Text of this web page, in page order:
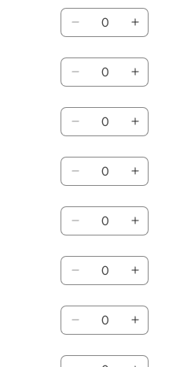
ら
す
増
や
す
量
を
す
量
を
や
す
の
数
量
を
す
の
数
量
を
や
す
パ
ー
ル
の
数
量
ら
す
パ
ー
ル
の
数
量
増
や
す
数
量
オ
レ
ジ
の
数
量
ら
す
L
オ
レ
ジ
の
数
量
増
や
す
数
量
イ
エ
ー
の
数
量
ら
す
L
イ
エ
ー
の
数
量
増
や
す
数
量
ラ
イ
グ
リ
ー
ン
量
を
L
ラ
イ
グ
リ
ー
ン
数
量
を
数
量
グ
リ
ン
の
数
量
L
グ
リ
ン
の
数
量
増
数
量
ネ
イ
ー
の
数
L
ネ
イ
ー
の
数
数
量
ロ
イ
L
ロ
イ
数
量
サ
L
サ
数